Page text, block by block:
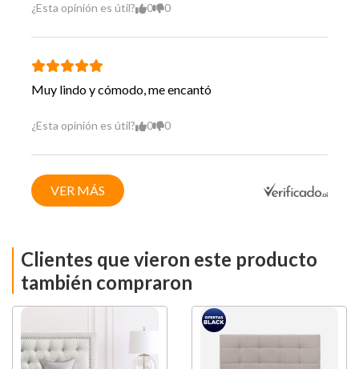
¿Esta opinión es útil? 0 0
Muy lindo y cómodo, me encantó
¿Esta opinión es útil? 0 0
VER MÁS
Clientes que vieron este producto
también compraron